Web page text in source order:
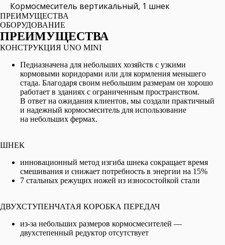
Кормосмеситель вертикальный, 1 шнек
ПРЕИМУЩЕСТВА
OБОРУДОВАНИЕ
ПРЕИМУЩЕСТВА
КОНСТРУКЦИЯ UNO MINI
Педназначена для небольших хозяйств с узкими
кормовыми коридорами или для кормления меньшего
стада. Благодаря своим небольшим размерам он хорошо
работает в зданиях с ограниченным пространством.
В ответ на ожидания клиентов, мы создали практичный
и надежный кормосмеситель для использование
на небольших фермах.
ШНЕК
инновационный метод изгиба шнека сокращает время
смешивания и снижает потребность в энергии на 15%
7 стальных режущих ножей из износостойкой стали
ДВУХСТУПЕНЧАТАЯ КОРОБКА ПЕРЕДАЧ
из-за небольших размеров кормосмесителей —
двухстепенный редуктор отсутствует